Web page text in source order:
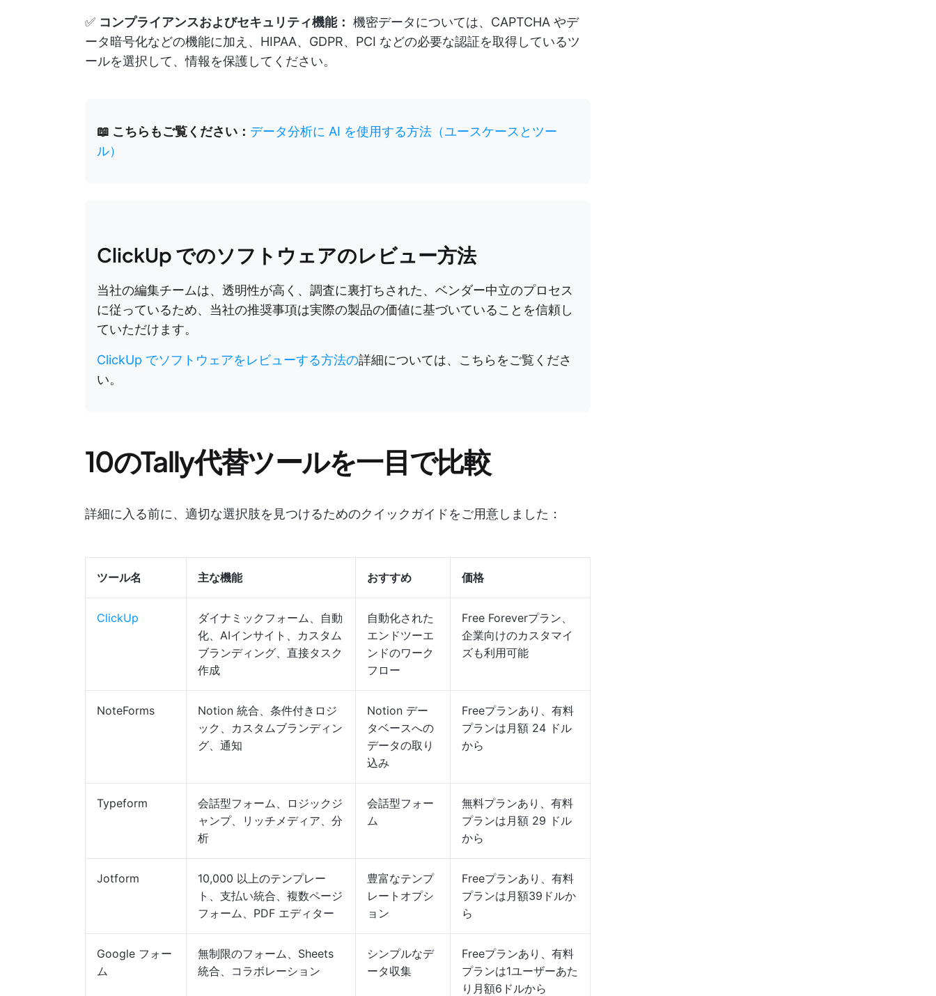
✅ コンプライアンスおよびセキュリティ機能： 機密データについては、CAPTCHA やデ
ータ暗号化などの機能に加え、HIPAA、GDPR、PCI などの必要な認証を取得しているツ
ールを選択して、情報を保護してください。
📖 こちらもご覧ください： データ分析に AI を使用する方法（ユースケースとツー
ル）
ClickUp でのソフトウェアのレビュー方法
当社の編集チームは、透明性が高く、調査に裏打ちされた、ベンダー中立のプロセス
に従っているため、当社の推奨事項は実際の製品の価値に基づいていることを信頼し
ていただけます。
ClickUp でソフトウェアをレビューする方法の詳細については、こちらをご覧くださ
い。
10のTally代替ツールを一目で比較
詳細に入る前に、適切な選択肢を見つけるためのクイックガイドをご用意しました：
ツール名 主な機能 おすすめ 価格
ClickUp
ダイナミックフォーム、自動
化、AIインサイト、カスタム
ブランディング、直接タスク
作成
自動化された
エンドツーエ
ンドのワーク
フロー
Free Foreverプラン、
企業向けのカスタマイ
ズも利用可能
NoteForms
Notion 統合、条件付きロジ
ック、カスタムブランディン
グ、通知
Notion デー
タベースへの
データの取り
込み
Freeプランあり、有料
プランは月額 24 ドル
から
Typeform
会話型フォーム、ロジックジ
ャンプ、リッチメディア、分
析
会話型フォー
ム
無料プランあり、有料
プランは月額 29 ドル
から
Jotform
10,000 以上のテンプレー
ト、支払い統合、複数ページ
フォーム、PDF エディター
豊富なテンプ
レートオプシ
ョン
Freeプランあり、有料
プランは月額39ドルか
ら
Google フォー
ム
無制限のフォーム、Sheets
統合、コラボレーション
シンプルなデ
ータ収集
Freeプランあり、有料
プランは1ユーザーあた
り月額6ドルから